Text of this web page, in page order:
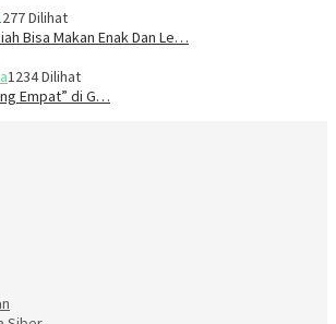
Dilihat
Bisa Makan Enak Dan Le…
1234 Dilihat
Empat” di G…